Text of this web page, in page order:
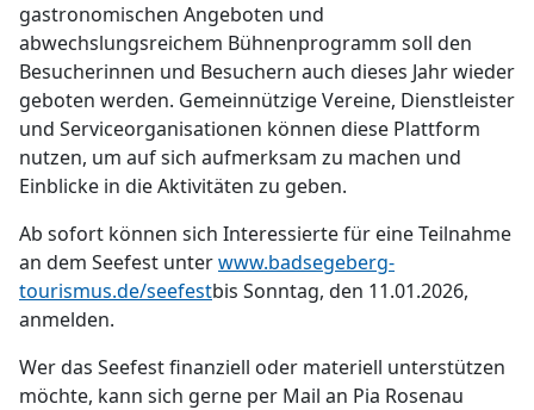
gastronomischen Angeboten und
abwechslungsreichem Bühnenprogramm soll den
Besucherinnen und Besuchern auch dieses Jahr wieder
geboten werden. Gemeinnützige Vereine, Dienstleister
und Serviceorganisationen können diese Plattform
nutzen, um auf sich aufmerksam zu machen und
Einblicke in die Aktivitäten zu geben.
Ab sofort können sich Interessierte für eine Teilnahme
an dem Seefest unterwww.badsegeberg-
tourismus.de/seefestbis Sonntag, den 11.01.2026,
anmelden.
Wer das Seefest finanziell oder materiell unterstützen
möchte, kann sich gerne per Mail an Pia Rosenau